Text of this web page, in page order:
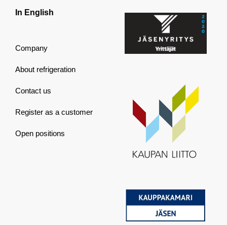
In English
Company
About refrigeration
Contact us
Register as a customer
Open positions